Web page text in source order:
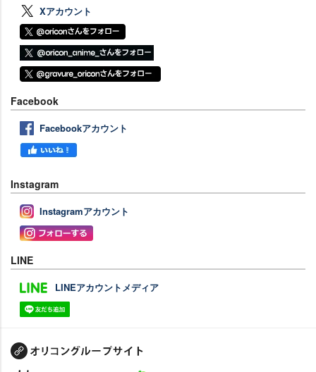
Xアカウント
Facebook
Facebookアカウント
Instagram
Instagramアカウント
LINE
LINEアカウントメディア